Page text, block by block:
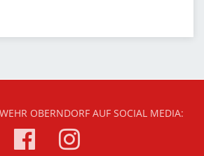
OBERNDORF AUF SOCIAL MEDIA: